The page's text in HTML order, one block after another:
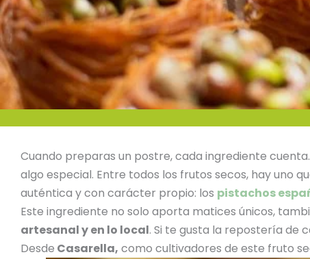
Cuando preparas un postre, cada ingrediente
algo especial. Entre todos los frutos secos, hay uno
auténtica y con carácter propio: los pistachos
Este ingrediente no solo aporta matices únicos,
artesanal y en lo local. Si te gusta la repostería de
Desde Casarella, como cultivadores de este fruto